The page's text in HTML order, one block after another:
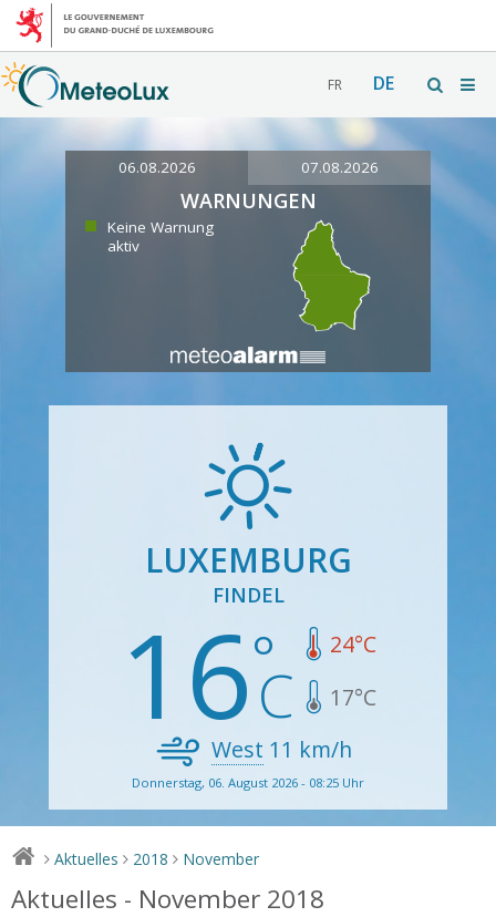
FR DE
06.08.2026 07.08.2026
WARNUNGEN
Keine Warnung
aktiv
LUXEMBURG
FINDEL
16 24°C
17°C
West 11 km/h
Donnerstag, 06. August 2026 - 08:25 Uhr
> Aktuelles > 2018 > November
Aktuelles - November 2018